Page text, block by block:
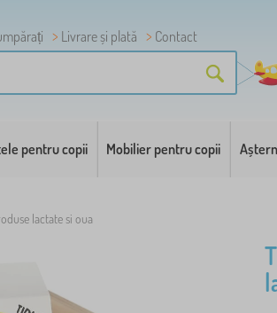
Livrare și plată
Contact
pentru copii Mobilier pentru copii
lactate si oua